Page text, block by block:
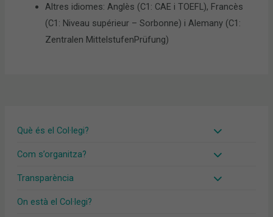
Què és el Col·legi?
Com s’organitza?
Transparència
On està el Col·legi?
Altres idiomes: Anglès (C1: CAE i TOEFL), Francès
(C1: Niveau supérieur – Sorbonne) i Alemany (C1:
Zentralen MittelstufenPrüfung)